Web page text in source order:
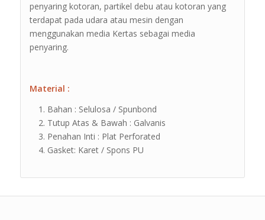
penyaring kotoran, partikel debu atau kotoran yang
terdapat pada udara atau mesin dengan
menggunakan media Kertas sebagai media
penyaring.
Material :
Bahan : Selulosa / Spunbond
Tutup Atas & Bawah : Galvanis
Penahan Inti : Plat Perforated
Gasket: Karet / Spons PU